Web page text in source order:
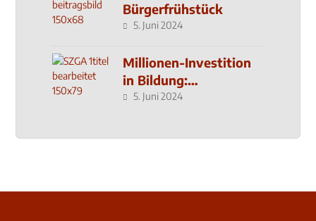
Bürgerfrühstück
5. Juni 2024
Millionen-Investition
in Bildung:
Schulzentrum-Neubau
5. Juni 2024